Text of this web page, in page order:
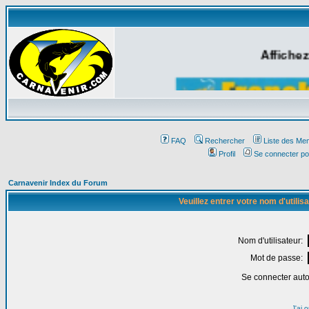
FAQ Rechercher
Liste des
Profil
Se connecter
Carnavenir Index du Forum
Veuillez entrer votre nom
Nom d'utilisateur:
Mot de passe:
Se connecter